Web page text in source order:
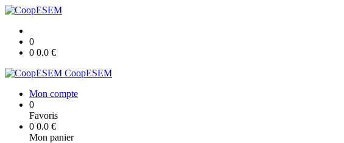
0
0 0.0 €
CoopESEM
Mon compte
0
Favoris
0 0.0 €
Mon panier